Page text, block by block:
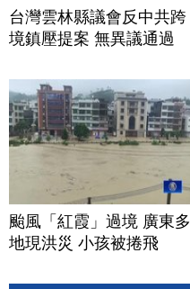
台灣雲林縣議會反中共跨
境鎮壓提案 無異議通過
颱風「紅霞」過境 廣東多
地現洪災 小孩被捲飛